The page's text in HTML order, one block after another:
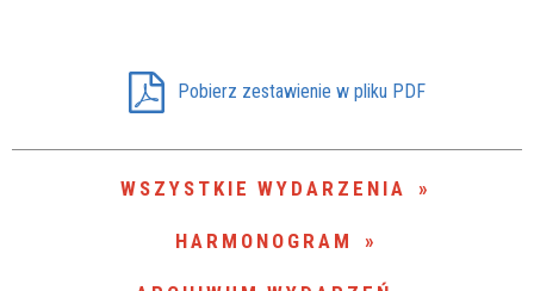
Pobierz zestawienie w pliku PDF
WSZYSTKIE WYDARZENIA
HARMONOGRAM